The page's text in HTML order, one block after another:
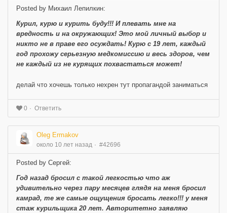
Posted by Михаил Лепилкин:
Курил, курю и курить буду!!! И плевать мне на
вредность и на окружающих! Это мой личный выбор и
никто не в праве его осуждать! Курю с 19 лет, каждый
год прохожу серьезную медкомиссию и весь здоров, чем
не каждый из не курящих похвастаться может!
делай что хочешь только нехрен тут пропагандой заниматься
0 Ответить
Oleg Ermakov
около 10 лет назад #42696
Posted by Сергей:
Год назад бросил с такой легкостью что аж
удивительно через пару месяцев глядя на меня бросил
камрад, те же самые ощущения бросать легко!!! у меня
стаж курильщика 20 лет. Авторитетно заявляю